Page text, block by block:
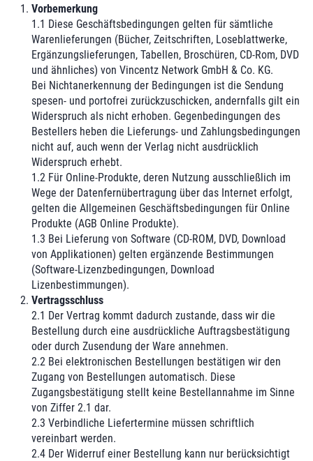
Vorbemerkung
1.1 Diese Geschäftsbedingungen gelten für sämtliche
Warenlieferungen (Bücher, Zeitschriften, Loseblattwerke,
Ergänzungslieferungen, Tabellen, Broschüren, CD-Rom, DVD
und ähnliches) von Vincentz Network GmbH & Co. KG.
Bei Nichtanerkennung der Bedingungen ist die Sendung
spesen- und portofrei zurückzuschicken, andernfalls gilt ein
Widerspruch als nicht erhoben. Gegenbedingungen des
Bestellers heben die Lieferungs- und Zahlungsbedingungen
nicht auf, auch wenn der Verlag nicht ausdrücklich
Widerspruch erhebt.
1.2 Für Online-Produkte, deren Nutzung ausschließlich im
Wege der Datenfernübertragung über das Internet erfolgt,
gelten die Allgemeinen Geschäftsbedingungen für Online
Produkte (AGB Online Produkte).
1.3 Bei Lieferung von Software (CD-ROM, DVD, Download
von Applikationen) gelten ergänzende Bestimmungen
(Software-Lizenzbedingungen, Download
Lizenbestimmungen).
Vertragsschluss
2.1 Der Vertrag kommt dadurch zustande, dass wir die
Bestellung durch eine ausdrückliche Auftragsbestätigung
oder durch Zusendung der Ware annehmen.
2.2 Bei elektronischen Bestellungen bestätigen wir den
Zugang von Bestellungen automatisch. Diese
Zugangsbestätigung stellt keine Bestellannahme im Sinne
von Ziffer 2.1 dar.
2.3 Verbindliche Liefertermine müssen schriftlich
vereinbart werden.
2.4 Der Widerruf einer Bestellung kann nur berücksichtigt